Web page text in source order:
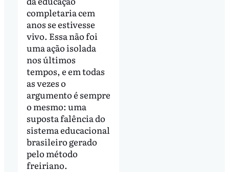
completaria cem
anos se estivesse
vivo. Essa não foi
uma ação isolada
nos últimos
tempos, e em todas
as vezes o
argumento é sempre
o mesmo: uma
suposta falência do
sistema educacional
brasileiro gerado
pelo método
freiriano.